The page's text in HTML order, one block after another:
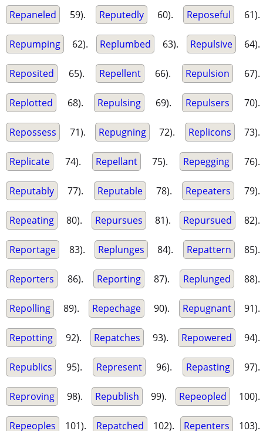
Repaneled 59). Reputedly 60). Reposeful 61).
Repumping 62). Replumbed 63). Repulsive 64).
Reposited 65). Repellent 66). Repulsion 67).
Replotted 68). Repulsing 69). Repulsers 70).
Repossess 71). Repugning 72). Replicons 73).
Replicate 74). Repellant 75). Repegging 76).
Reputably 77). Reputable 78). Repeaters 79).
Repeating 80). Repursues 81). Repursued 82).
Reportage 83). Replunges 84). Repattern 85).
Reporters 86). Reporting 87). Replunged 88).
Repolling 89). Repechage 90). Repugnant 91).
Repotting 92). Repatches 93). Repowered 94).
Republics 95). Represent 96). Repasting 97).
Reproving 98). Republish 99). Repeopled 100).
Repeoples 101). Repatched 102). Repenters 103).